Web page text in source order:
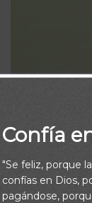
Confía
"Se feliz, porque
confías en Dios,
pagándose,